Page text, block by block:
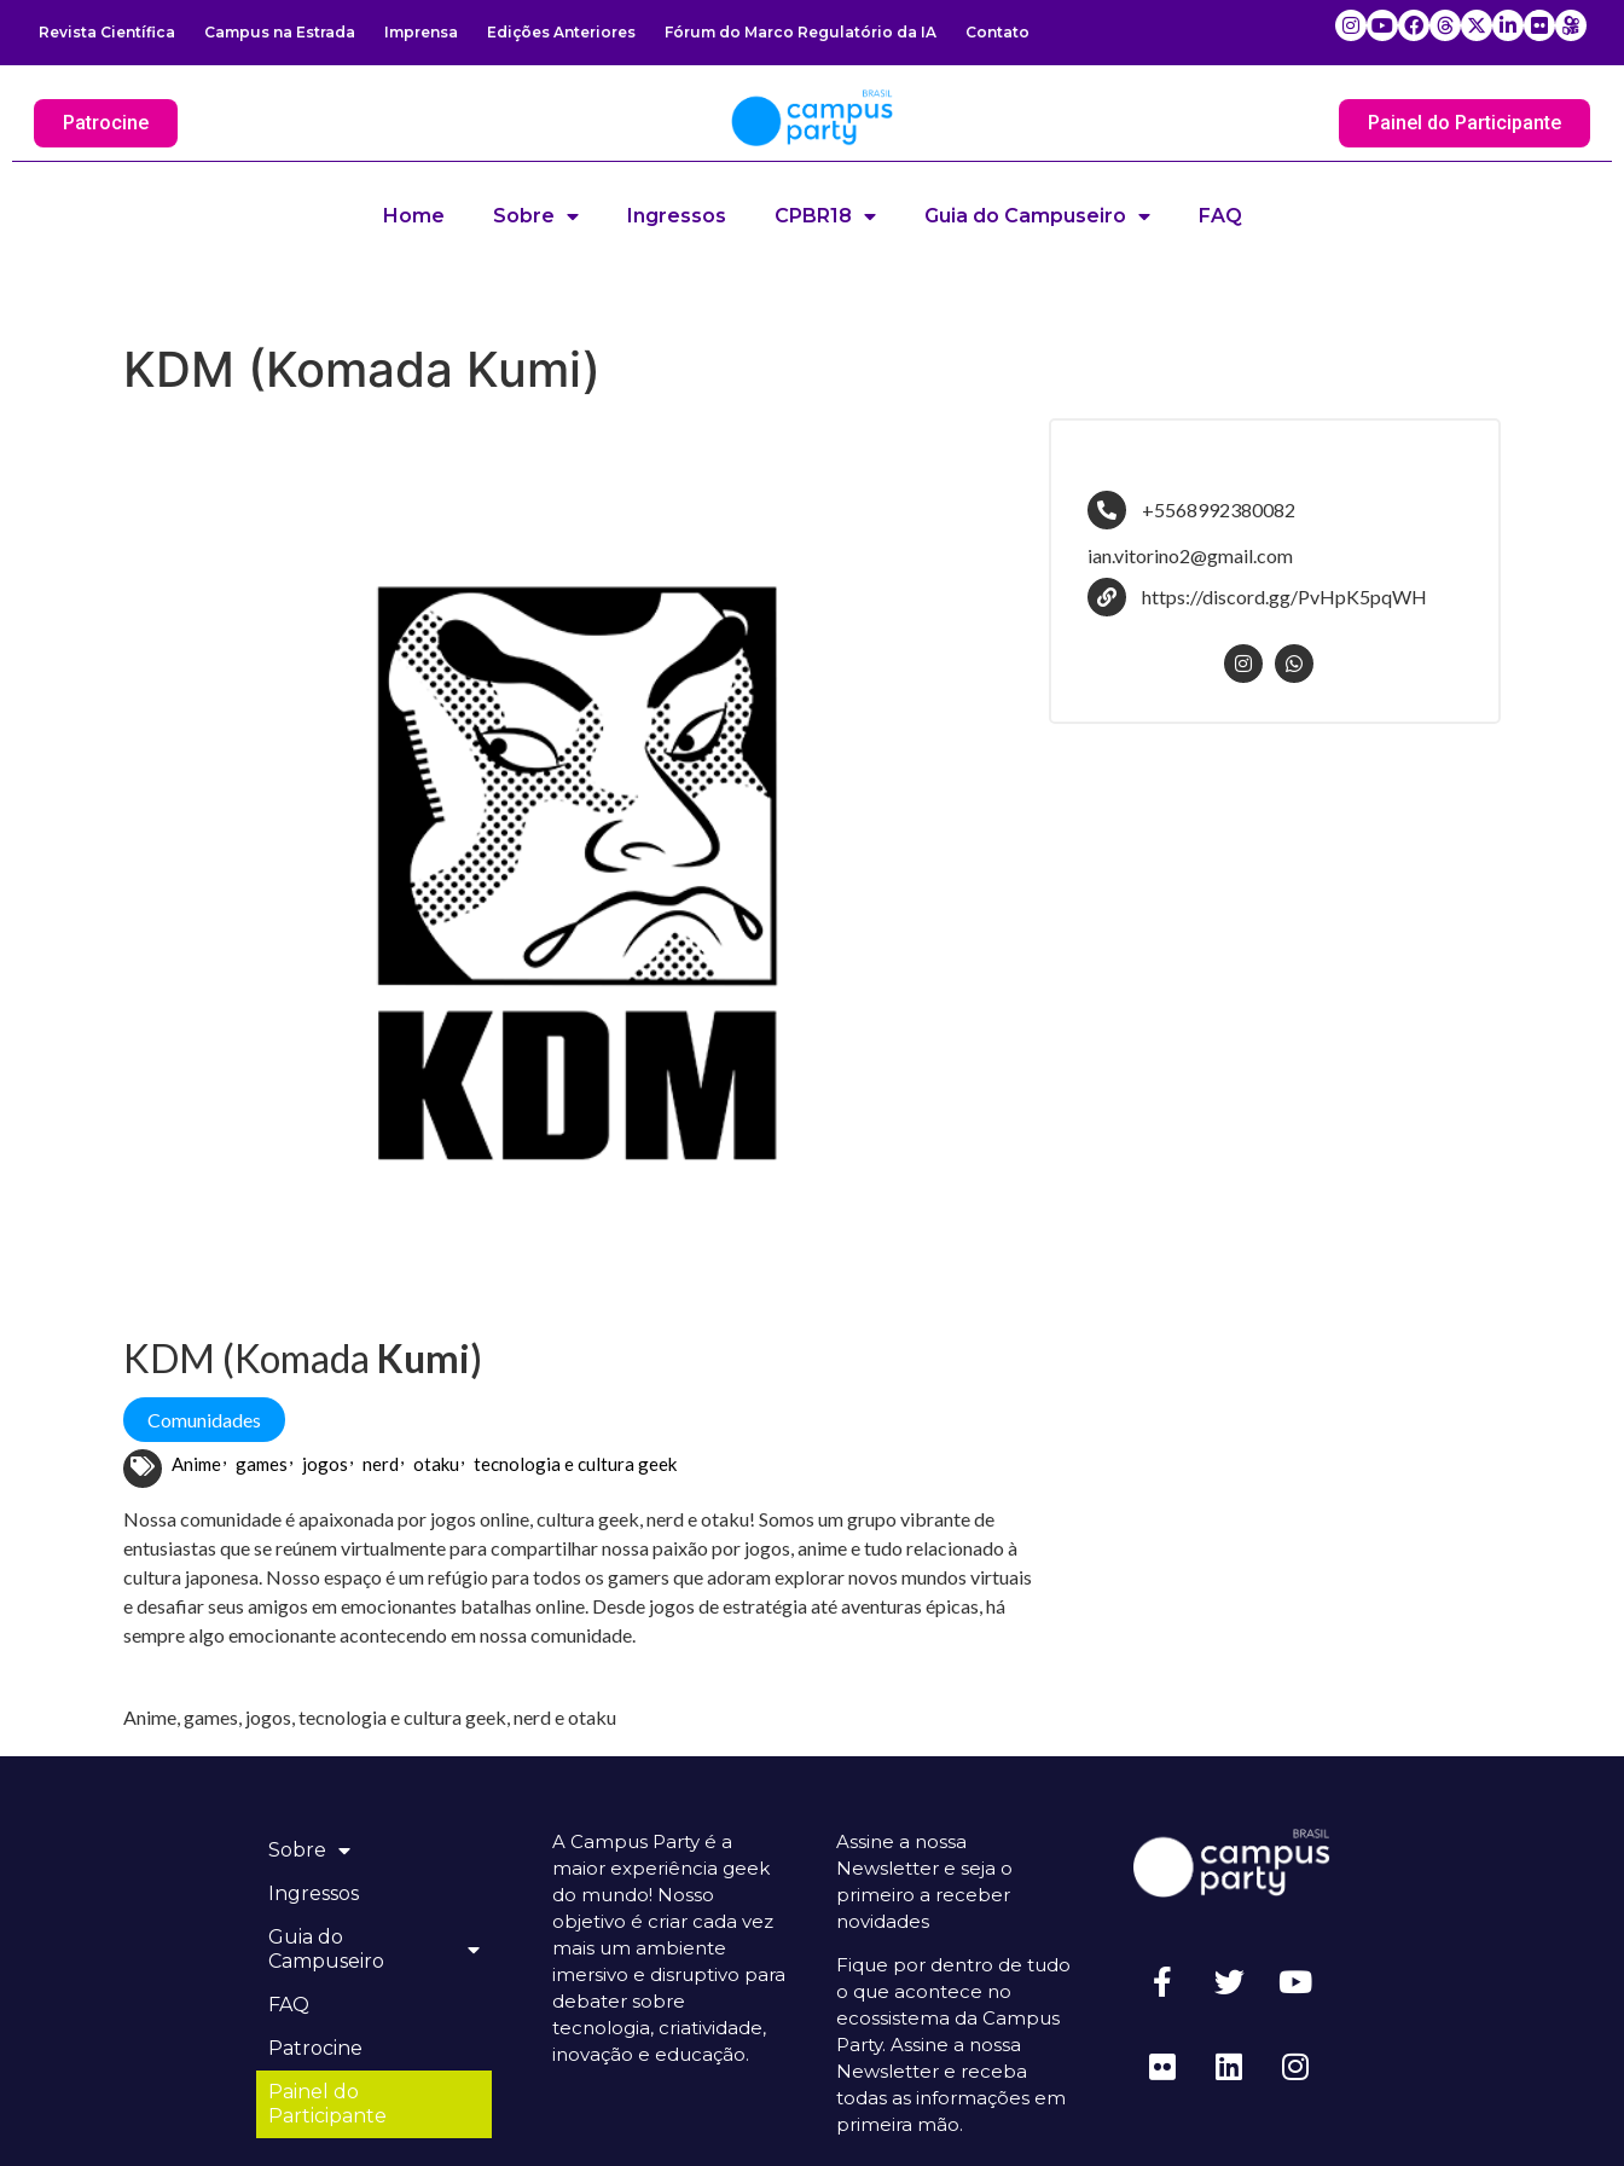
Revista Científica Campus na Estrada Imprensa Edições Anteriores Fórum do Marco Regulatório da IA Contato
Patrocine Painel do Participante
Home Sobre Ingressos CPBR18 Guia do Campuseiro FAQ
KDM (Komada Kumi)
KDM (Komada Kumi)
Comunidades
Anime games jogos nerd otaku tecnologia e cultura geek
Nossa comunidade é apaixonada por jogos online, cultura geek, nerd e otaku! Somos um grupo vibrante de
entusiastas que se reúnem virtualmente para compartilhar nossa paixão por jogos, anime e tudo relacionado à
cultura japonesa. Nosso espaço é um refúgio para todos os gamers que adoram explorar novos mundos virtuais
e desafiar seus amigos em emocionantes batalhas online. Desde jogos de estratégia até aventuras épicas, há
sempre algo emocionante acontecendo em nossa comunidade.
Anime, games, jogos, tecnologia e cultura geek, nerd e otaku
+5568992380082
ian.vitorino2@gmail.com
https://discord.gg/PvHpK5pqWH
Sobre
Ingressos
Guia do
Campuseiro
FAQ
Patrocine
Painel do
Participante
A Campus Party é a
maior experiência geek
do mundo! Nosso
objetivo é criar cada vez
mais um ambiente
imersivo e disruptivo para
debater sobre
tecnologia, criatividade,
inovação e educação.
Assine a nossa
Newsletter e seja o
primeiro a receber
novidades
Fique por dentro de tudo
o que acontece no
ecossistema da Campus
Party. Assine a nossa
Newsletter e receba
todas as informações em
primeira mão.